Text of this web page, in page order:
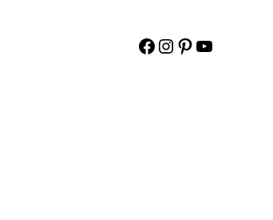
Facebook Instagram Pinterest YouTube